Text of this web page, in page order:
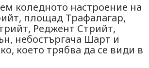
коледното настроение на
площад Трафалагар,
Реджент Стрийт,
небостъргача Шарт и
което трябва да се види в